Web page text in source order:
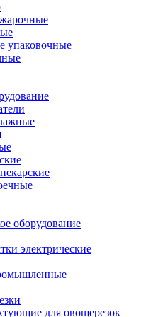
упаковочные
оборудование
электрические
для овощерезок